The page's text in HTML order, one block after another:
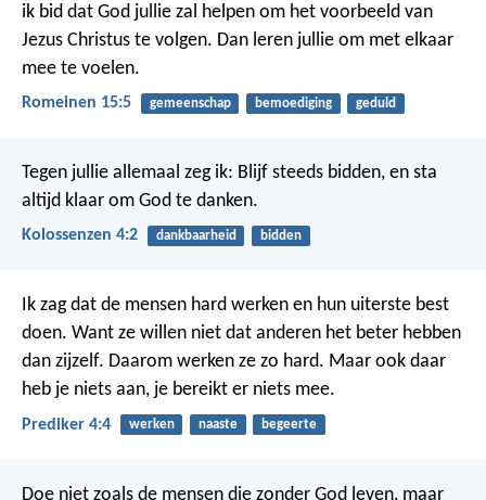
ik bid dat God jullie zal helpen om het voorbeeld van
Jezus Christus te volgen. Dan leren jullie om met elkaar
mee te voelen.
Romeinen 15:5 gemeenschap bemoediging geduld
Tegen jullie allemaal zeg ik: Blijf steeds bidden, en sta
altijd klaar om God te danken.
Kolossenzen 4:2 dankbaarheid bidden
Ik zag dat de mensen hard werken en hun uiterste best
doen. Want ze willen niet dat anderen het beter hebben
dan zijzelf. Daarom werken ze zo hard. Maar ook daar
heb je niets aan, je bereikt er niets mee.
Prediker 4:4 werken naaste begeerte
Doe niet zoals de mensen die zonder God leven, maar